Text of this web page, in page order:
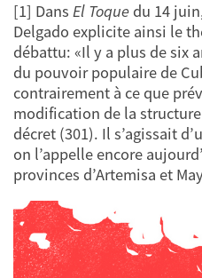
[1] Dans El Toque du 14
Delgado explicite ainsi le
débattu: «Il y a plus de six
du pouvoir populaire de
contrairement à ce que
modification de la
décret (301). Il s’agissait
on l’appelle encore
provinces d’Artemisa et